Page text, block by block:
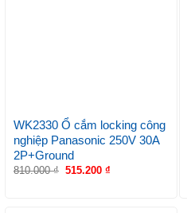
WK2330 Ổ cắm locking công
nghiệp Panasonic 250V 30A
2P+Ground
810.000₫ 515.200 ₫